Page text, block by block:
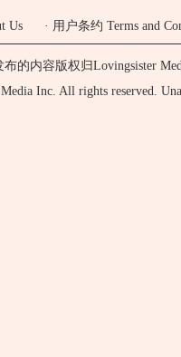
Us · 用户条约 Terms and
的内容版权归Lovingsister
Inc. All rights reserved.